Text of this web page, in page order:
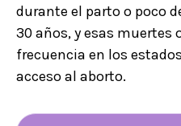
durante el parto o poco
30 años, y esas muertes
frecuencia en los
acceso al aborto.